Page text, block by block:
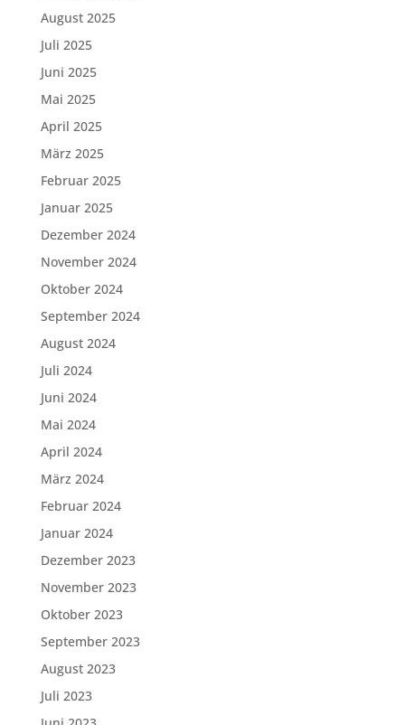
August 2025
Juli 2025
Juni 2025
Mai 2025
April 2025
März 2025
Februar 2025
Januar 2025
Dezember 2024
November 2024
Oktober 2024
September 2024
August 2024
Juli 2024
Juni 2024
Mai 2024
April 2024
März 2024
Februar 2024
Januar 2024
Dezember 2023
November 2023
Oktober 2023
September 2023
August 2023
Juli 2023